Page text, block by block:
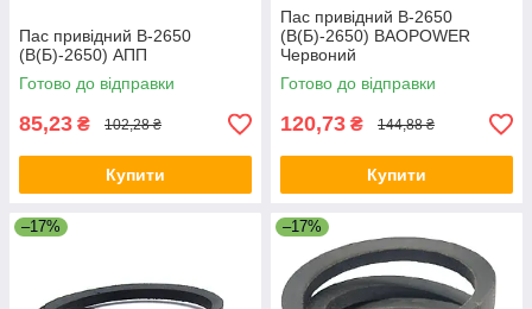
Пас привідний B-2650
(B(Б)-2650) АПП
Готово до відправки
85,23 ₴ 102,28 ₴
Купити
Пас привідний B-2650
(B(Б)-2650) BAOPOWER
Червоний
Готово до відправки
120,73 ₴ 144,88 ₴
Купити
–17% –17%